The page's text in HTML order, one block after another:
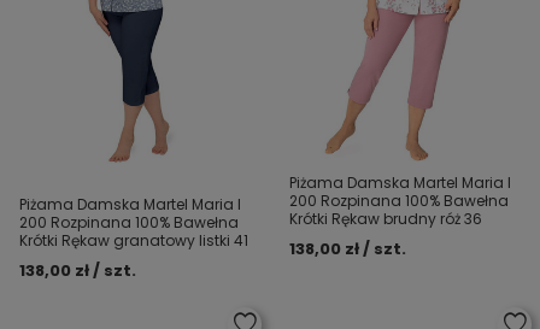
Piżama Damska Martel Maria I
200 Rozpinana 100% Bawełna
Krótki Rękaw granatowy listki 41
138,00 zł / szt.
Piżama Damska Martel Maria I
200 Rozpinana 100% Bawełna
Krótki Rękaw brudny róż 36
138,00 zł / szt.